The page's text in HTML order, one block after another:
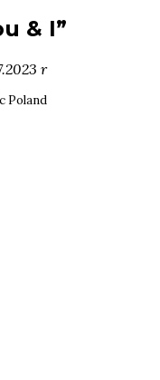
& I”
r
Poland